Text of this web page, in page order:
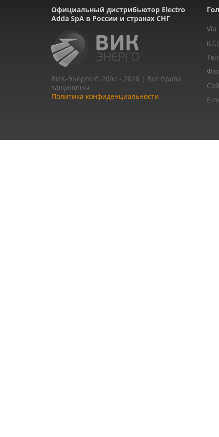
Официальный дистрибьютор Electro
Adda SpA в России и странах СНГ
ВИК-Энерго © 2004 - 2026 | Все права
защищены
Политика конфиденциальности
Via
E-